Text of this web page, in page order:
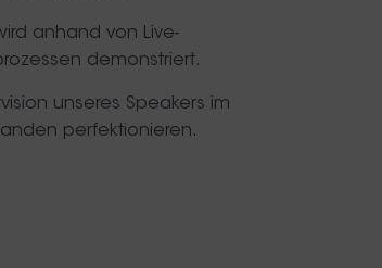
anhand von Live-
demonstriert.
unseres Speakers im
perfektionieren.